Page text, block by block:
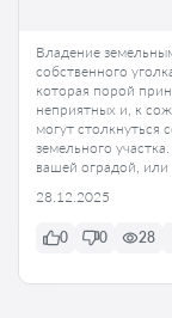
Владение
собственного
которая порой
неприятных и, к
могут столкнуться
земельного
вашей оградой,
28.12.2025
0 0 28